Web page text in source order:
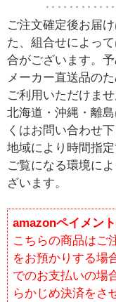
ご注文確定後お届
た、組合せによっ
合がございます。予
メーカー直送品の
ご利用いただけませ
北海道・沖縄・離
くはお問い合わせ下
地域により時間指
ご覧になる環境に
ざいます。
amazonペイメン
こちらの商品はご
をお預かりする場
でのお支払いの場
らかじめ決済をさ